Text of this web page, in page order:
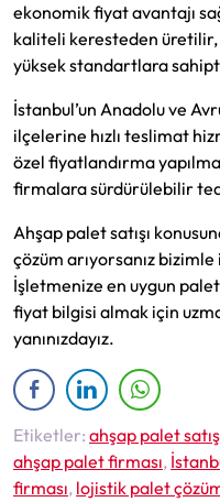
ekonomik fiyat avantajı
kaliteli keresteden üretilir,
yüksek standartlara
İstanbul’un Anadolu ve
ilçelerine hızlı teslimat
özel fiyatlandırma
firmalara sürdürülebilir
Ahşap palet satışı
çözüm arıyorsanız
İşletmenize en uygun
fiyat bilgisi almak için
yanınızdayız.
Etiketler: ahşap palet
ahşap palet firması,
firması, lojistik palet